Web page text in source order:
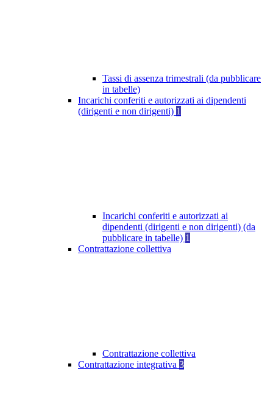
Tassi di assenza trimestrali (da pubblicare
in tabelle)
Incarichi conferiti e autorizzati ai dipendenti
(dirigenti e non dirigenti) 1
Incarichi conferiti e autorizzati ai
dipendenti (dirigenti e non dirigenti) (da
pubblicare in tabelle) 1
Contrattazione collettiva
Contrattazione collettiva
Contrattazione integrativa 3